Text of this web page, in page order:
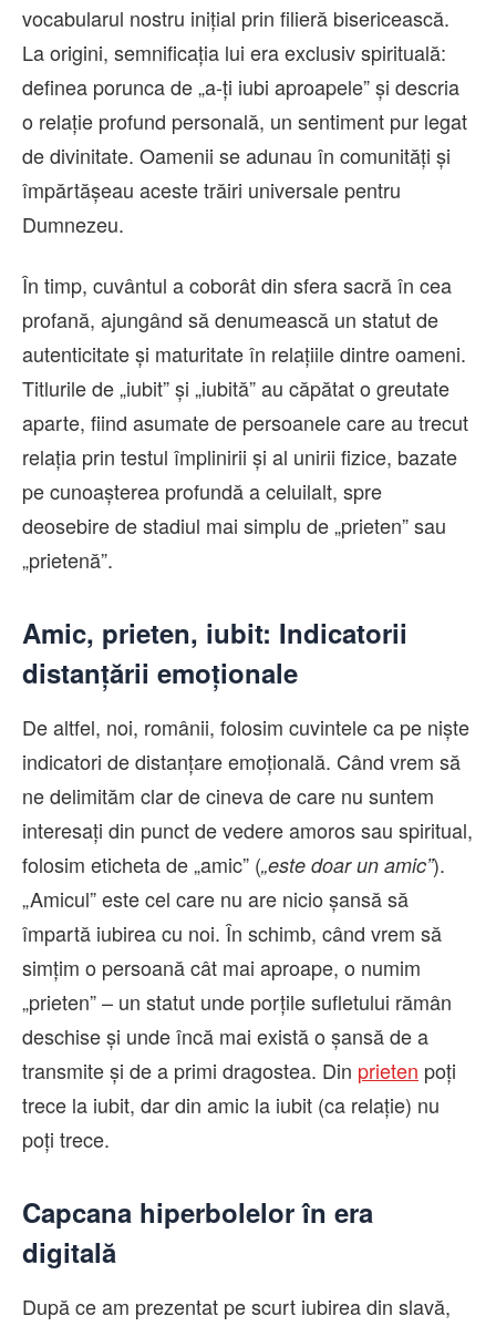
vocabularul nostru inițial prin filieră bisericească.
La origini, semnificația lui era exclusiv spirituală:
definea porunca de „a-ți iubi aproapele” și descria
o relație profund personală, un sentiment pur legat
de divinitate. Oamenii se adunau în comunități și
împărtășeau aceste trăiri universale pentru
Dumnezeu.
În timp, cuvântul a coborât din sfera sacră în cea
profană, ajungând să denumească un statut de
autenticitate și maturitate în relațiile dintre oameni.
Titlurile de „iubit” și „iubită” au căpătat o greutate
aparte, fiind asumate de persoanele care au trecut
relația prin testul împlinirii și al unirii fizice, bazate
pe cunoașterea profundă a celuilalt, spre
deosebire de stadiul mai simplu de „prieten” sau
„prietenă”.
Amic, prieten, iubit: Indicatorii
distanțării emoționale
De altfel, noi, românii, folosim cuvintele ca pe niște
indicatori de distanțare emoțională. Când vrem să
ne delimităm clar de cineva de care nu suntem
interesați din punct de vedere amoros sau spiritual,
folosim eticheta de „amic” („este doar un amic”).
„Amicul” este cel care nu are nicio șansă să
împartă iubirea cu noi. În schimb, când vrem să
simțim o persoană cât mai aproape, o numim
„prieten” – un statut unde porțile sufletului rămân
deschise și unde încă mai există o șansă de a
transmite și de a primi dragostea. Din prieten poți
trece la iubit, dar din amic la iubit (ca relație) nu
poți trece.
Capcana hiperbolelor în era
digitală
După ce am prezentat pe scurt iubirea din slavă,